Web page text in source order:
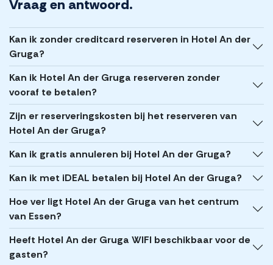
Vraag en antwoord.
Kan ik zonder creditcard reserveren in Hotel An der
Gruga?
Kan ik Hotel An der Gruga reserveren zonder
vooraf te betalen?
Zijn er reserveringskosten bij het reserveren van
Hotel An der Gruga?
Kan ik gratis annuleren bij Hotel An der Gruga?
Kan ik met iDEAL betalen bij Hotel An der Gruga?
Hoe ver ligt Hotel An der Gruga van het centrum
van Essen?
Heeft Hotel An der Gruga WIFI beschikbaar voor de
gasten?